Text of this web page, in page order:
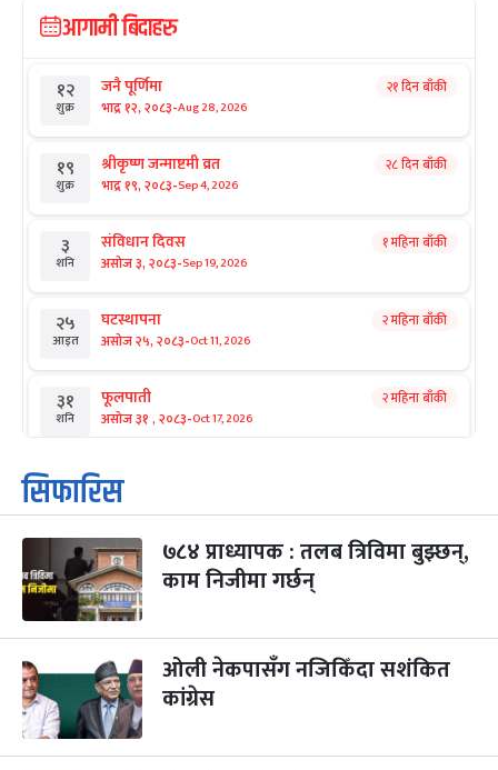
आगामी बिदाहरु
१२
शुक्र
जनै पूर्णिमा
भाद्र १२, २०८३-Aug 28, 2026
२१ दिन बाँकी
१९
शुक्र
श्रीकृष्ण जन्माष्टमी व्रत
भाद्र १९, २०८३-Sep 4, 2026
२८ दिन बाँकी
३
शनि
संविधान दिवस
असोज ३, २०८३-Sep 19, 2026
१ महिना बाँकी
२५
आइत
घटस्थापना
असोज २५, २०८३-Oct 11, 2026
२ महिना बाँकी
३१
शनि
फूलपाती
असोज ३१ , २०८३-Oct 17, 2026
२ महिना बाँकी
१
आइत
कार्तिक सङ्क्रान्ति
कार्तिक १, २०८३
३
मंगल
महानवमी
कार्तिक ३, २०८३-Oct 20, 2026
२ महिना बाँकी
४
कार्तिक ४, २०८३ Oct 21, 2026
५
बिहि
पापा‌ङ्कुशा एकादशी व्रत
कार्तिक ५, २०८३
सिफारिस
७८४ प्राध्यापक : तलब त्रिविमा बुझ्छन्,
काम निजीमा गर्छन्
ओली नेकपासँग नजिकिँदा सशंकित
कांग्रेस